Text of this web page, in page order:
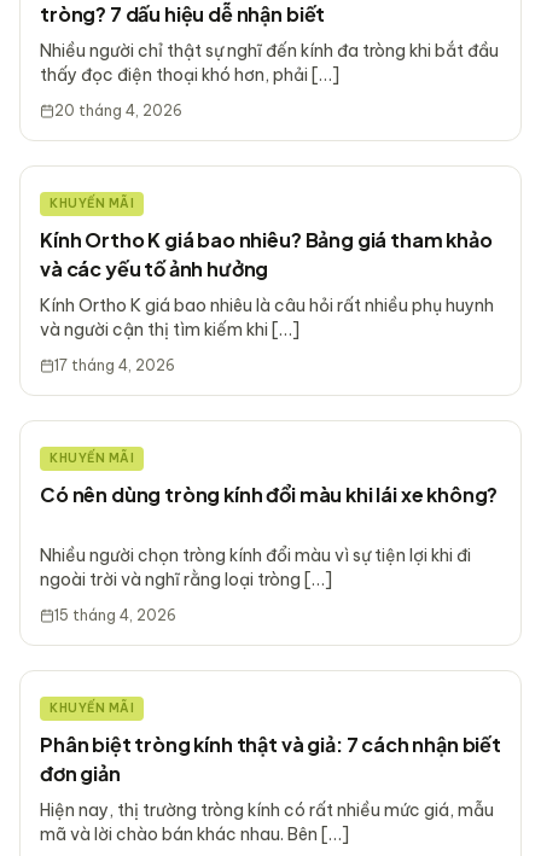
tròng? 7 dấu hiệu dễ nhận biết
Nhiều người chỉ thật sự nghĩ đến kính đa tròng khi bắt đầu
thấy đọc điện thoại khó hơn, phải […]
20 tháng 4, 2026
KHUYẾN MÃI
Kính Ortho K giá bao nhiêu? Bảng giá tham khảo
và các yếu tố ảnh hưởng
Kính Ortho K giá bao nhiêu là câu hỏi rất nhiều phụ huynh
và người cận thị tìm kiếm khi […]
17 tháng 4, 2026
KHUYẾN MÃI
Có nên dùng tròng kính đổi màu khi lái xe không?
Nhiều người chọn tròng kính đổi màu vì sự tiện lợi khi đi
ngoài trời và nghĩ rằng loại tròng […]
15 tháng 4, 2026
KHUYẾN MÃI
Phân biệt tròng kính thật và giả: 7 cách nhận biết
đơn giản
Hiện nay, thị trường tròng kính có rất nhiều mức giá, mẫu
mã và lời chào bán khác nhau. Bên […]